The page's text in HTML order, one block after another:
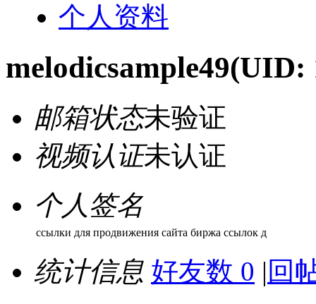
个人资料
melodicsample49(UID:
邮箱状态未验证
视频认证未认证
个人签名
ссылки для продвижения сайта биржа ссылок д
统计信息 好友数 0 | 回